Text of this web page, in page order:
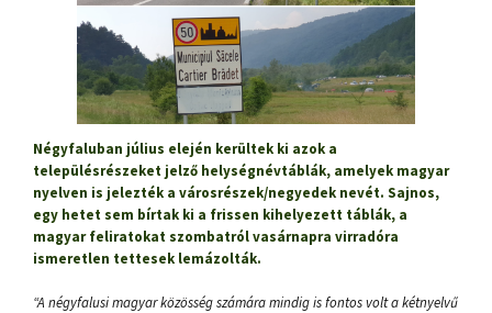
Négyfaluban július elején kerültek ki azok a
településrészeket jelző helységnévtáblák, amelyek magyar
nyelven is jelezték a városrészek/negyedek nevét. Sajnos,
egy hetet sem bírtak ki a frissen kihelyezett táblák, a
magyar feliratokat szombatról vasárnapra virradóra
ismeretlen tettesek lemázolták.
“A négyfalusi magyar közösség számára mindig is fontos volt a kétnyelvű